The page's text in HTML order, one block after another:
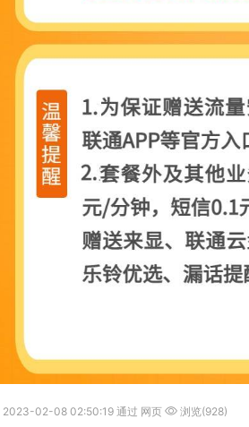
2023-02-08 02:50:19 通过 网页 浏览(928)